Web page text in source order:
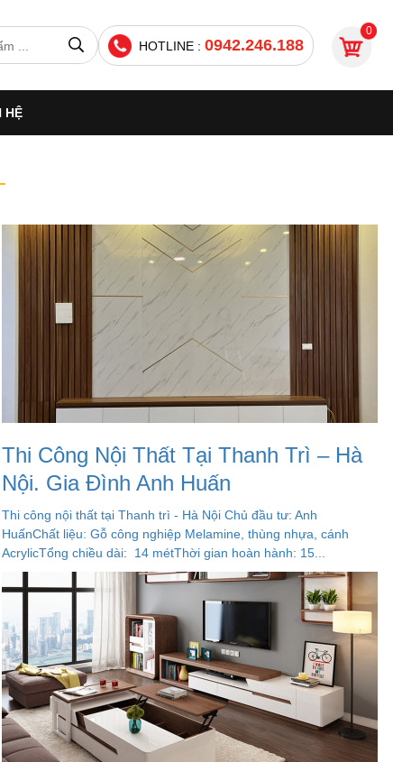
HOTLINE : 0942.246.188
0
HỆ
Thi Công Nội Thất Tại Thanh Trì – Hà
Nội. Gia Đình Anh Huấn
Thi công nội thất tại Thanh trì - Hà Nội Chủ đầu tư: Anh
HuấnChất liệu: Gỗ công nghiệp Melamine, thùng nhựa, cánh
AcrylicTổng chiều dài: 14 métThời gian hoàn hành: 15...